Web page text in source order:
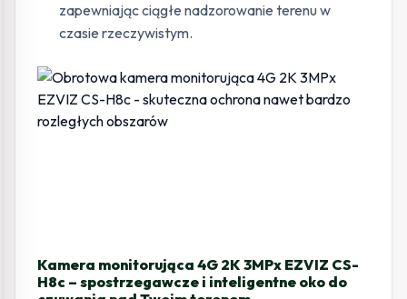
zapewniając ciągłe nadzorowanie terenu w
czasie rzeczywistym.
Kamera monitorująca 4G 2K 3MPx EZVIZ CS-
H8c – spostrzegawcze i inteligentne oko do